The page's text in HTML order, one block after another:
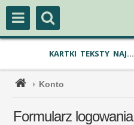
KARTKI TEKSTY NAJ...
Konto
Formularz logowania